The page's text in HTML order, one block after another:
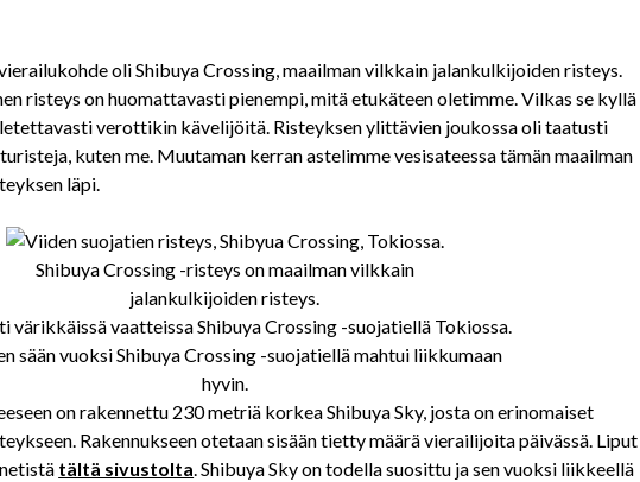
oli Shibuya Crossing, maailman vilkkain jalankulkijoiden risteys.
risteys on huomattavasti pienempi, mitä etukäteen oletimme. Vilkas se kyllä
verottikin kävelijöitä. Risteyksen ylittävien joukossa oli taatusti
kuten me. Muutaman kerran astelimme vesisateessa tämän maailman
läpi.
Shibuya Crossing -risteys on maailman vilkkain
jalankulkijoiden risteys.
sään vuoksi Shibuya Crossing -suojatiellä mahtui liikkumaan
hyvin.
on rakennettu 230 metriä korkea Shibuya Sky, josta on erinomaiset
Rakennukseen otetaan sisään tietty määrä vierailijoita päivässä. Liput
tältä sivustolta. Shibuya Sky on todella suosittu ja sen vuoksi liikkeellä